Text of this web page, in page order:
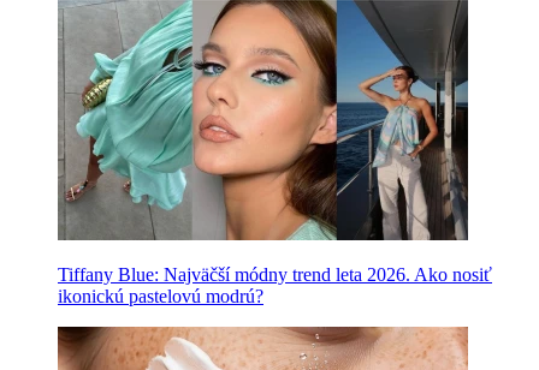
Tiffany Blue: Najväčší módny trend leta 2026. Ako nosiť
ikonickú pastelovú modrú?